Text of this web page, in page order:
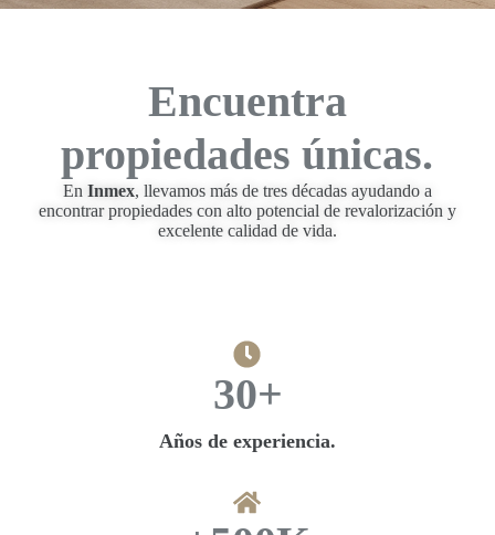
Encuentra
propiedades únicas.
En Inmex, llevamos más de tres décadas ayudando a
encontrar propiedades con alto potencial de revalorización y
excelente calidad de vida.
Años de experiencia.
30+